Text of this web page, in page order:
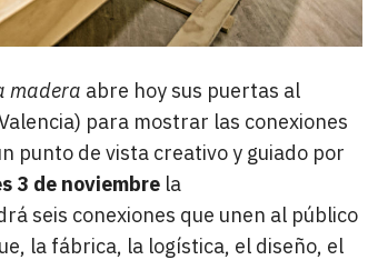
madera abre hoy sus puertas al
para mostrar las conexiones
punto de vista creativo y guiado por
3 de noviembre la
seis conexiones que unen al público
la fábrica, la logística, el diseño, el